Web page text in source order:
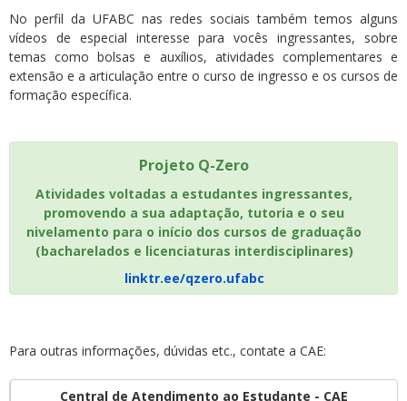
No perfil da UFABC nas redes sociais também temos alguns
vídeos de especial interesse para vocês ingressantes, sobre
temas como bolsas e auxílios, atividades complementares e
extensão e a articulação entre o curso de ingresso e os cursos de
formação específica.
Projeto Q-Zero
Atividades voltadas a estudantes ingressantes,
promovendo a sua adaptação, tutoria e o seu
nivelamento para o início dos cursos de graduação
(bacharelados e licenciaturas interdisciplinares)
linktr.ee/qzero.ufabc
Para outras informações, dúvidas etc., contate a CAE:
Central de Atendimento ao Estudante - CAE